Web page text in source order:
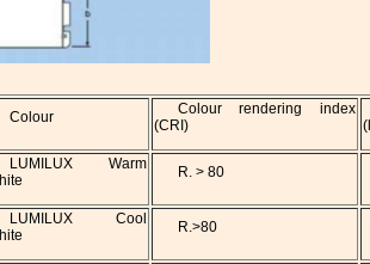
Colour
Colour rendering index
(CRI)
LUMILUX Warm
R. > 80
LUMILUX Cool
R.>80